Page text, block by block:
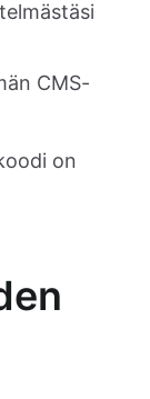
CMS-
on